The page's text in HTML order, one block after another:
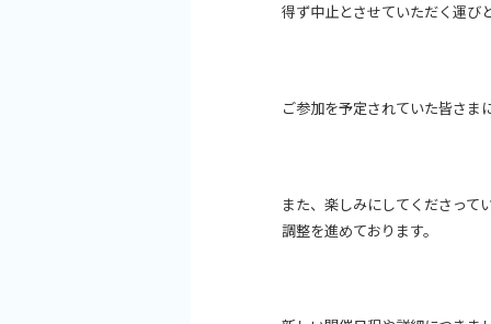
得ず中止とさせていただく運び
ご参加を予定されていた皆さま
また、楽しみにしてくださって
調整を進めております。